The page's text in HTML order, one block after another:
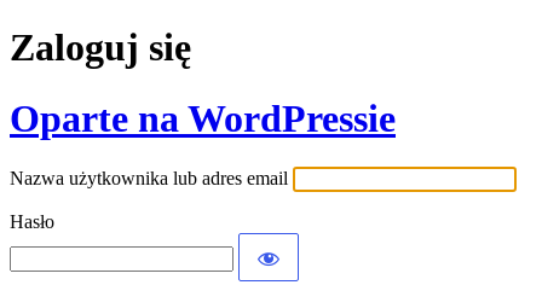
Zaloguj się
Oparte na WordPressie
Nazwa użytkownika lub adres email
Hasło